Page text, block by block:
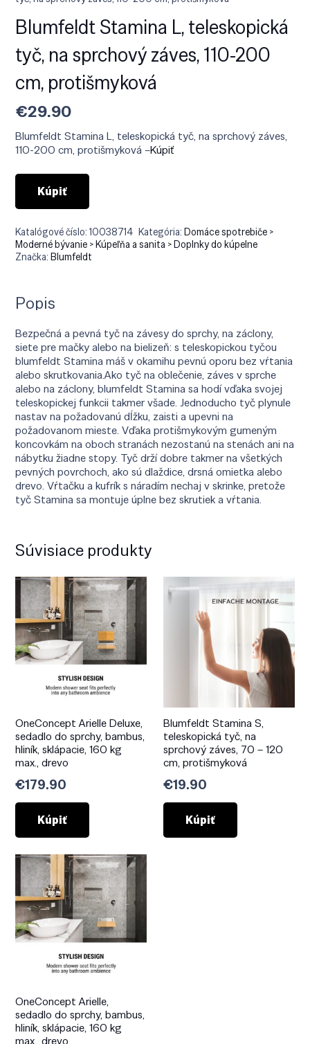
Blumfeldt Stamina L, teleskopická
tyč, na sprchový záves, 110-200
cm, protišmyková
€29.90
Blumfeldt Stamina L, teleskopická tyč, na sprchový záves,
110-200 cm, protišmyková –Kúpiť
Kúpiť
Katalógové číslo:10038714 Kategória:Domáce spotrebiče >
Moderné bývanie > Kúpeľňa a sanita > Doplnky do kúpelne
Značka:Blumfeldt
Popis
Bezpečná a pevná tyč na závesy do sprchy, na záclony,
siete pre mačky alebo na bielizeň: s teleskopickou tyčou
blumfeldt Stamina máš v okamihu pevnú oporu bez vŕtania
alebo skrutkovania.Ako tyč na oblečenie, záves v sprche
alebo na záclony, blumfeldt Stamina sa hodí vďaka svojej
teleskopickej funkcii takmer všade. Jednoducho tyč plynule
nastav na požadovanú dĺžku, zaisti a upevni na
požadovanom mieste. Vďaka protišmykovým gumeným
koncovkám na oboch stranách nezostanú na stenách ani na
nábytku žiadne stopy. Tyč drží dobre takmer na všetkých
pevných povrchoch, ako sú dlaždice, drsná omietka alebo
drevo. Vŕtačku a kufrík s náradím nechaj v skrinke, pretože
tyč Stamina sa montuje úplne bez skrutiek a vŕtania.
Súvisiace produkty
OneConcept Arielle Deluxe,
sedadlo do sprchy, bambus,
hliník, sklápacie, 160 kg
max., drevo
€179.90
Kúpiť
Blumfeldt Stamina S,
teleskopická tyč, na
sprchový záves, 70 – 120
cm, protišmyková
€19.90
Kúpiť
OneConcept Arielle,
sedadlo do sprchy, bambus,
hliník, sklápacie, 160 kg
max., drevo